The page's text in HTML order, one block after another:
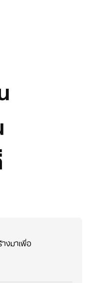
งมาเพื่อ